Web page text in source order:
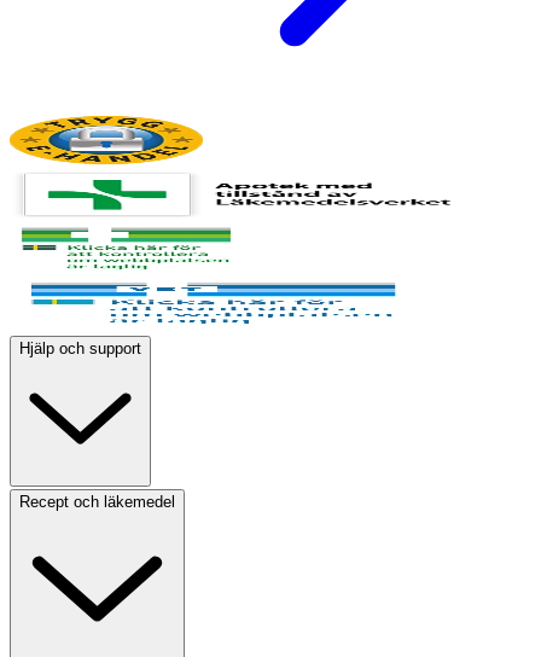
Hjälp och support
Recept och läkemedel